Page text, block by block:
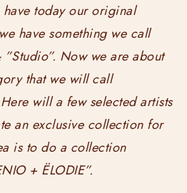
today ouroriginal
have something we call
”Studio”. Now we are about
that we will call
will a few selected artists
an exclusive collection for
is to do a collection
+ ËLODIE”.